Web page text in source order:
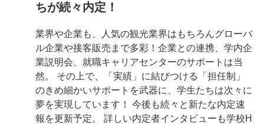
ちが続々内定！
業界や企業も、人気の観光業界はもちろんグローバ
ル企業や接客販売まで多彩！企業との連携、学内企
業説明会、就職キャリアセンターのサポートは当
然。 その上で、「実績」に結びつける「担任制」
のきめ細かいサポートを武器に、学生たちは次々に
夢を実現しています！ 今後も続々と新たな内定速
報を更新予定。 詳しい内定者インタビューも学校H